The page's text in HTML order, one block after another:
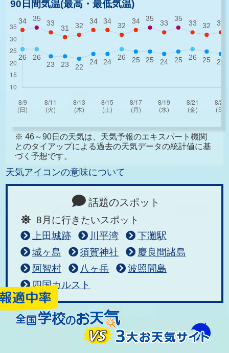
90日間気温(最高・最低気温)
※ 46～90日の天気は、天気予報のエキスパート機関
とのタイアップによる過去の天気データの統計値に基
づく予想です。
天気アイコンの意味について
話題のスポット
8月に行きたいスポット
上田城跡
川平湾
下灘駅
城ヶ島
須賀神社
慶良間諸島
阿智村
八ヶ岳
波照間島
四国カルスト